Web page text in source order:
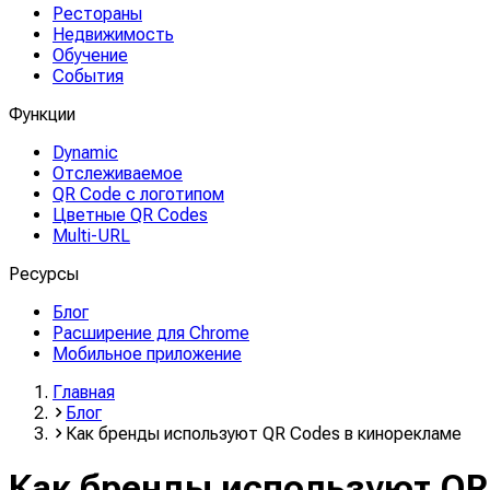
Рестораны
Недвижимость
Обучение
События
Функции
Dynamic
Отслеживаемое
QR Code с логотипом
Цветные QR Codes
Multi-URL
Ресурсы
Блог
Расширение для Chrome
Мобильное приложение
Главная
Блог
Как бренды используют QR Codes в кинорекламе